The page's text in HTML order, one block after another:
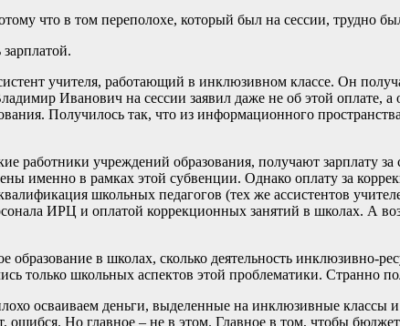
в том переполохе, который был на сессии, трудно
учителя, работающий в инклюзивном классе. Он
Иванович на сессии заявил даже не об этой оплате,
Получилось так, что из информационного
учреждений образования, получают зарплату за
именно в рамках этой субвенции. Однако оплату за
школьных педагогов (тех же ассистентов
ИРЦ и оплатой коррекционных занятий в школах. А
в школах, сколько деятельность инклюзивно-
только школьных аспектов этой проблематики. Странно
деньги, выделенные на инклюзивные классы и
Но главное – не в этом. Главное в том, чтобы